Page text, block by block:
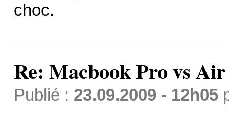
choc.
Re: Macbook Pro vs Air
Publié : 23.09.2009 - 12h05